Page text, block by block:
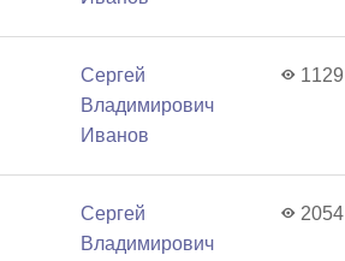
Сергей
Владимирович
Иванов
1129
Сергей
Владимирович
2054